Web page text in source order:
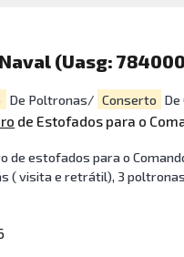
(Uasg:
De Poltronas/ Conserto De
de Estofados para o
de estofados para o
( visita e retrátil), 3